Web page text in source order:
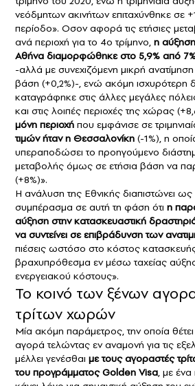
νεόδμητων ακινήτων επιταχύνθηκε σε
περίοδο». Οσον αφορά τις ετήσιες
ανά περιοχή για το 4ο τρίμηνο, η
Αθήνα διαμορφώθηκε στο 5,9% από 7%
-αλλά με συνεχιζόμενη μικρή ανατίμηση
βάση (+0,2%)-, ενώ ακόμη ισχυρότερη
καταγράφηκε στις άλλες μεγάλες
και στις λοιπές περιοχές της χώρας
μόνη περιοχή που εμφάνισε σε
τιμών ήταν η Θεσσαλονίκη (-1%), η
υπεραποδώσει το προηγούμενο
μεταβολής όμως σε ετήσια βάση να
(+8%)».
Η ανάλυση της Εθνικής διαπιστώνει
συμπέρασμα σε αυτή τη φάση ότι η
αύξηση στην κατασκευαστική
να συντείνει σε επιβράδυνση των
πιέσεις ωστόσο στο κόστος κατασκευής
βραχυπρόθεσμα εν μέσω ταχείας
ενεργειακού κόστους».
Το κοινό των ξένων
τρίτων χωρών
Μία ακόμη παράμετρος, την οποία
αγορά τελώντας εν αναμονή για τις
μέλλει γενέσθαι με τους αγοραστές
του προγράμματοςGolden Visa, με ένα